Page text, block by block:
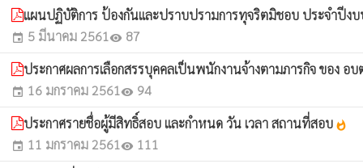
แผนปฏิบัติการ ป้องกันและปราบปรามการทุจริตมิชอบ ประจำปี
event 5 มีนาคม 2561visibility 87
ประกาศผลการเลือกสรรบุคคลเป็นพนักงานจ้างตามภารกิจ ของ
event 16 มกราคม 2561visibility 94
ประกาศรายชื่อผู้มีสิทธิ์สอบ และกำหนด วัน เวลา สถานที่สอบ whatshot
event 11 มกราคม 2561visibility 111